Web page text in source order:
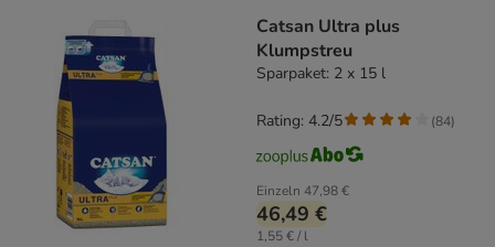
Catsan Ultra plus
Klumpstreu
Sparpaket: 2 x 15 l
Einzeln 47,98 €
46,49 €
1,55 € / l
Rating: 4.2/5 (84)